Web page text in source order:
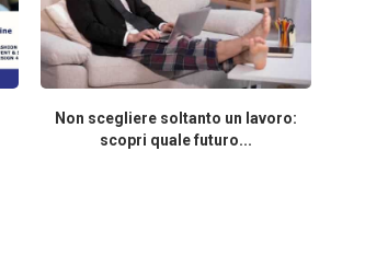
Non scegliere soltanto un lavoro:
scopri quale futuro...